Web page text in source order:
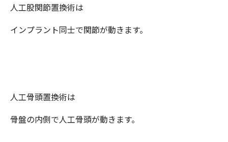
人工股関節置換術は
インプラント同士で関節が動きます。
人工骨頭置換術は
骨盤の内側で人工骨頭が動きます。